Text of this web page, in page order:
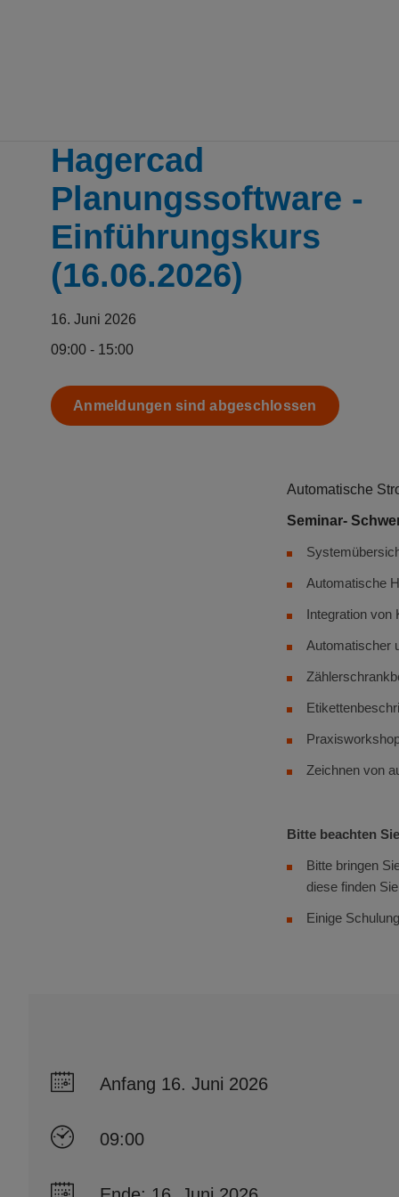
Hagercad
Planungssoftware -
Einführungskurs
(16.06.2026)
16. Juni 2026
09:00 - 15:00
Anmeldungen sind abgeschlossen
Automatische
Seminar-
Automatische
Integration
Automatischer
Zeichnen von
Bitte beachten
Bitte bringen
diese finden
Einige
Anfang 16. Juni 2026
09:00